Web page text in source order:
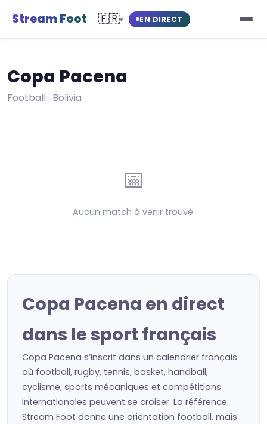
Stream Foot 🇫🇷▾ EN DIRECT
Copa Pacena
Football · Bolivia
📅
Aucun match à venir trouvé.
Copa Pacena en direct
dans le sport français
Copa Pacena s’inscrit dans un calendrier français
où football, rugby, tennis, basket, handball,
cyclisme, sports mécaniques et compétitions
internationales peuvent se croiser. La référence
Stream Foot donne une orientation football, mais